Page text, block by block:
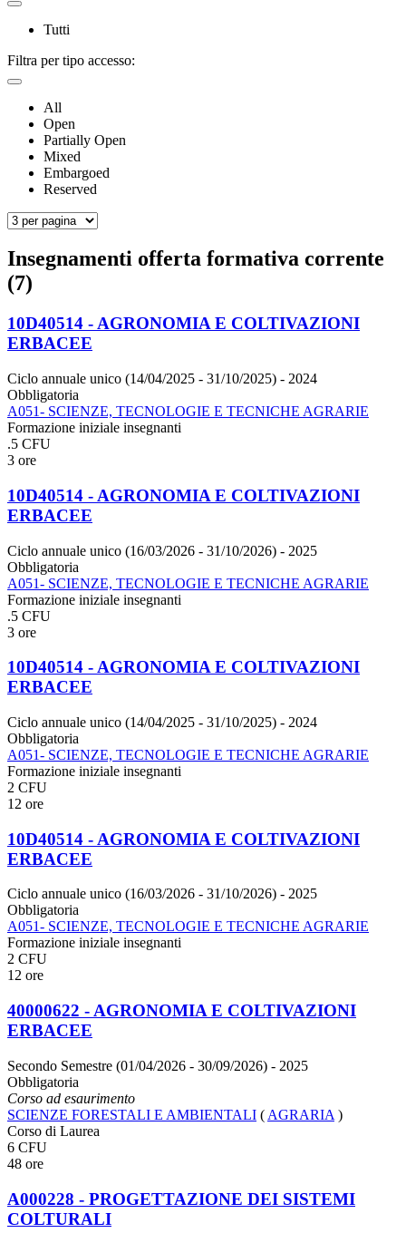
Tutti
Filtra per tipo accesso:
All
Open
Partially Open
Mixed
Embargoed
Reserved
Insegnamenti offerta formativa corrente
(7)
10D40514 - AGRONOMIA E COLTIVAZIONI
ERBACEE
Ciclo annuale unico (14/04/2025 - 31/10/2025) - 2024
Obbligatoria
A051- SCIENZE, TECNOLOGIE E TECNICHE AGRARIE
Formazione iniziale insegnanti
.5 CFU
3 ore
10D40514 - AGRONOMIA E COLTIVAZIONI
ERBACEE
Ciclo annuale unico (16/03/2026 - 31/10/2026) - 2025
Obbligatoria
A051- SCIENZE, TECNOLOGIE E TECNICHE AGRARIE
Formazione iniziale insegnanti
.5 CFU
3 ore
10D40514 - AGRONOMIA E COLTIVAZIONI
ERBACEE
Ciclo annuale unico (14/04/2025 - 31/10/2025) - 2024
Obbligatoria
A051- SCIENZE, TECNOLOGIE E TECNICHE AGRARIE
Formazione iniziale insegnanti
2 CFU
12 ore
10D40514 - AGRONOMIA E COLTIVAZIONI
ERBACEE
Ciclo annuale unico (16/03/2026 - 31/10/2026) - 2025
Obbligatoria
A051- SCIENZE, TECNOLOGIE E TECNICHE AGRARIE
Formazione iniziale insegnanti
2 CFU
12 ore
40000622 - AGRONOMIA E COLTIVAZIONI
ERBACEE
Secondo Semestre (01/04/2026 - 30/09/2026) - 2025
Obbligatoria
Corso ad esaurimento
SCIENZE FORESTALI E AMBIENTALI ( AGRARIA )
Corso di Laurea
6 CFU
48 ore
A000228 - PROGETTAZIONE DEI SISTEMI
COLTURALI